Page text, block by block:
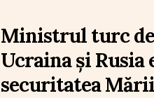
Ministrul turc de
Ucraina și Rusia
securitatea